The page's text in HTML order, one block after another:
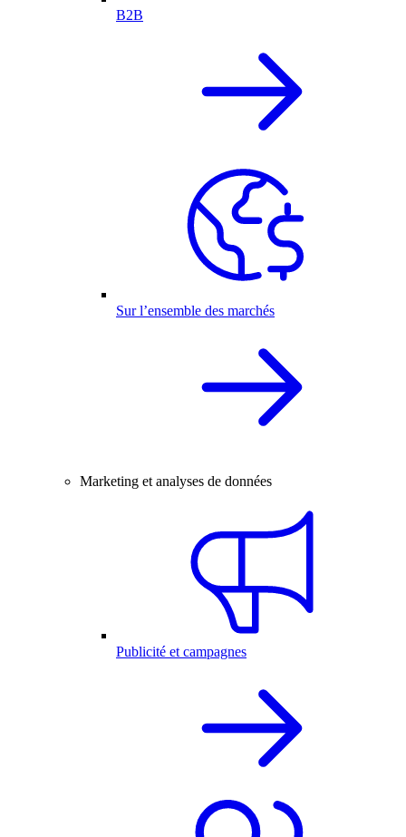
B2B
Sur l’ensemble des marchés
Marketing et analyses de données
Publicité et campagnes